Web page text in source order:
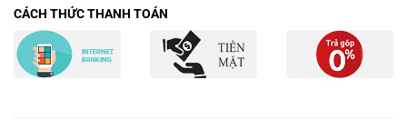
CÁCH THỨC THANH TOÁN